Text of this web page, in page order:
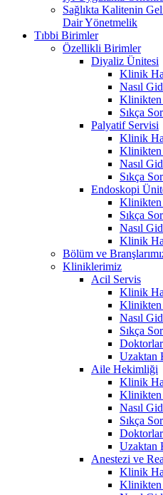
Sağlıkta Kalitenin
Dair Yönetmelik
Tıbbi Birimler
Özellikli Birimler
Diyaliz Ünitesi
Klinik
Nasıl
Klinikten
Sıkça
Palyatif Servisi
Klinik
Klinikten
Nasıl
Sıkça
Endoskopi
Klinikten
Sıkça
Nasıl
Klinik
Bölüm ve
Kliniklerimiz
Acil Servis
Klinik
Klinikten
Nasıl
Sıkça
Uzaktan
Aile Hekimliği
Klinik
Klinikten
Nasıl
Sıkça
Uzaktan
Anestezi ve
Klinik
Klinikten